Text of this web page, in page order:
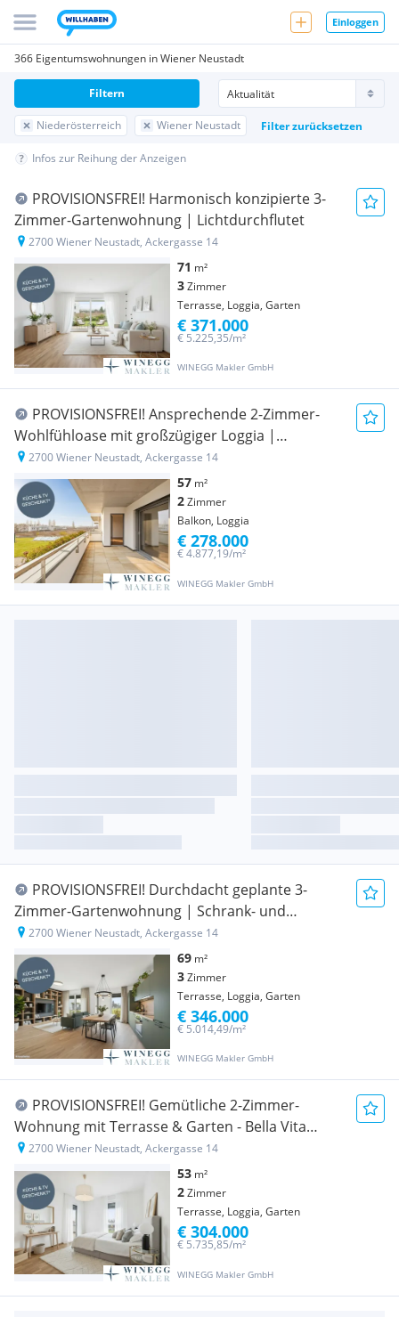
Einloggen
366 Eigentumswohnungen in Wiener Neustadt
Niederösterreich Wiener Neustadt Filter zurücksetzen
Filtern
Infos zur Reihung der Anzeigen
PROVISIONSFREI! Harmonisch konzipierte 3-
Zimmer-Gartenwohnung | Lichtdurchflutet
2700 Wiener Neustadt, Ackergasse 14
71 m²
3Zimmer
Terrasse, Loggia, Garten
WINEGG Makler GmbH
€ 5.225,35/m²
€ 371.000
PROVISIONSFREI! Ansprechende 2-Zimmer-
Wohlfühloase mit großzügiger Loggia |
Erstbezug
2700 Wiener Neustadt, Ackergasse 14
57 m²
2Zimmer
Balkon, Loggia
WINEGG Makler GmbH
€ 4.877,19/m²
€ 278.000
PROVISIONSFREI! Durchdacht geplante 3-
Zimmer-Gartenwohnung | Schrank- und
Abstellraum | Bezugsfertig
2700 Wiener Neustadt, Ackergasse 14
69 m²
3Zimmer
Terrasse, Loggia, Garten
WINEGG Makler GmbH
€ 5.014,49/m²
€ 346.000
PROVISIONSFREI! Gemütliche 2-Zimmer-
Wohnung mit Terrasse & Garten - Bella Vita
genießen
2700 Wiener Neustadt, Ackergasse 14
53 m²
2Zimmer
Terrasse, Loggia, Garten
WINEGG Makler GmbH
€ 5.735,85/m²
€ 304.000